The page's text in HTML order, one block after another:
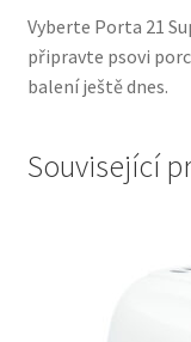
Vyberte Porta 21
připravte psovi
balení ještě dnes.
Související